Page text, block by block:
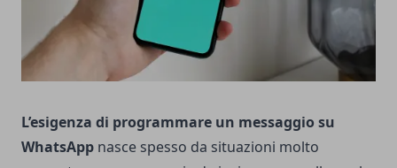
L’esigenza di programmare un messaggio su
WhatsApp nasce spesso da situazioni molto